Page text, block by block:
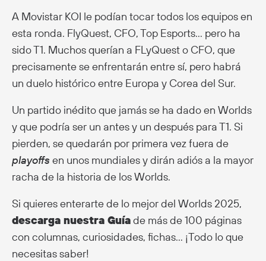
A Movistar KOI le podían tocar todos los equipos en
esta ronda. FlyQuest, CFO, Top Esports… pero ha
sido T1. Muchos querían a FLyQuest o CFO, que
precisamente se enfrentarán entre sí, pero habrá
un duelo histórico entre Europa y Corea del Sur.
Un partido inédito que jamás se ha dado en Worlds
y que podría ser un antes y un después para T1. Si
pierden, se quedarán por primera vez fuera de
playoffsen unos mundiales y dirán adiós a la mayor
racha de la historia de los Worlds.
Si quieres enterarte de lo mejor del Worlds 2025,
descarga nuestra Guíade más de 100 páginas
con columnas, curiosidades, fichas… ¡Todo lo que
necesitas saber!